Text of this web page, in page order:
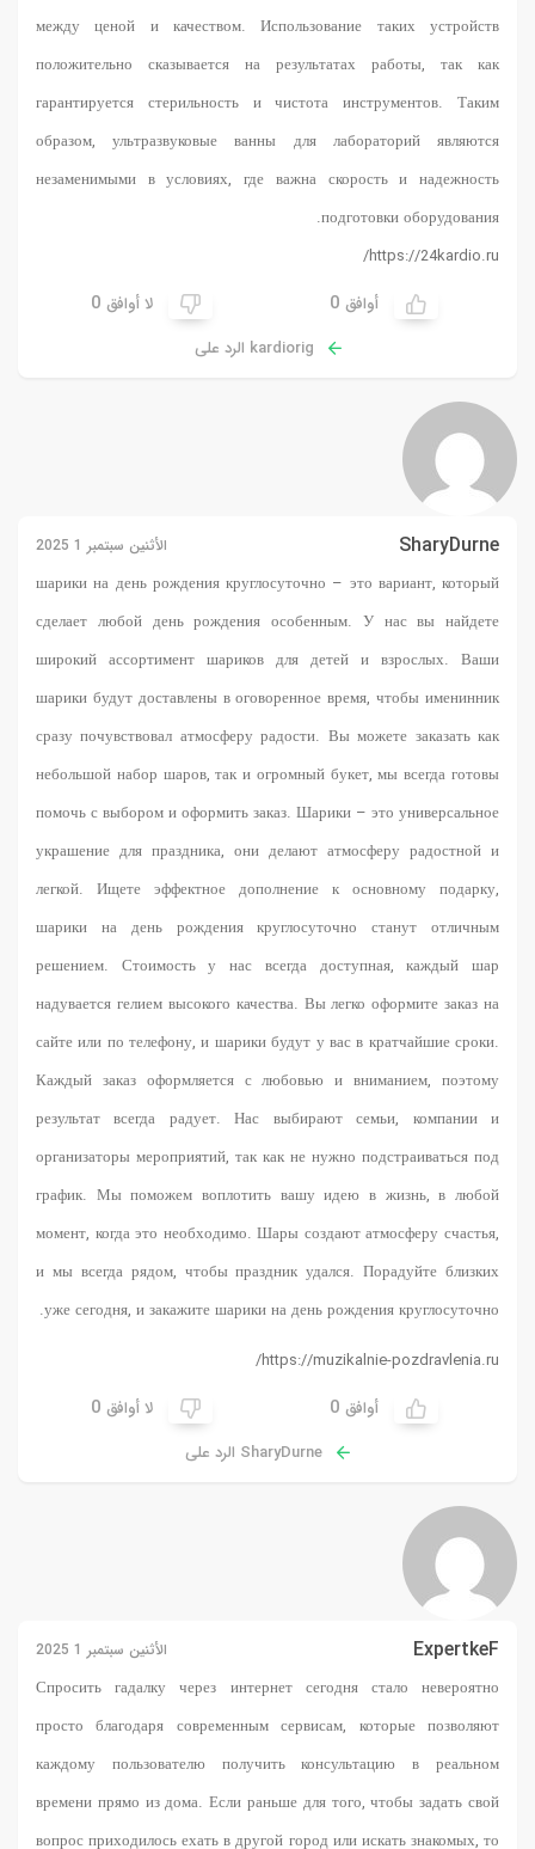
между ценой и качеством. Использование таких устройств
положительно сказывается на результатах работы, так как
гарантируется стерильность и чистота инструментов. Таким
образом, ультразвуковые ванны для лабораторий являются
незаменимыми в условиях, где важна скорость и надежность
подготовки оборудования.
https://24kardio.ru/
أوافق 0 لا أوافق 0
kardiorig الرد على
SharyDurne الأثنين سبتمبر 1 2025
шарики на день рождения круглосуточно – это вариант, который
сделает любой день рождения особенным. У нас вы найдете
широкий ассортимент шариков для детей и взрослых. Ваши
шарики будут доставлены в оговоренное время, чтобы именинник
сразу почувствовал атмосферу радости. Вы можете заказать как
небольшой набор шаров, так и огромный букет, мы всегда готовы
помочь с выбором и оформить заказ. Шарики – это универсальное
украшение для праздника, они делают атмосферу радостной и
легкой. Ищете эффектное дополнение к основному подарку,
шарики на день рождения круглосуточно станут отличным
решением. Стоимость у нас всегда доступная, каждый шар
надувается гелием высокого качества. Вы легко оформите заказ на
сайте или по телефону, и шарики будут у вас в кратчайшие сроки.
Каждый заказ оформляется с любовью и вниманием, поэтому
результат всегда радует. Нас выбирают семьи, компании и
организаторы мероприятий, так как не нужно подстраиваться под
график. Мы поможем воплотить вашу идею в жизнь, в любой
момент, когда это необходимо. Шары создают атмосферу счастья,
и мы всегда рядом, чтобы праздник удался. Порадуйте близких
уже сегодня, и закажите шарики на день рождения круглосуточно.
https://muzikalnie-pozdravlenia.ru/
أوافق 0 لا أوافق 0
SharyDurne الرد على
ExpertkeF الأثنين سبتمبر 1 2025
Спросить гадалку через интернетсегодня стало невероятно
просто благодаря современным сервисам, которые позволяют
каждому пользователю получить консультацию в реальном
времени прямо из дома. Если раньше для того, чтобы задать свой
вопрос приходилось ехать в другой город или искать знакомых, то